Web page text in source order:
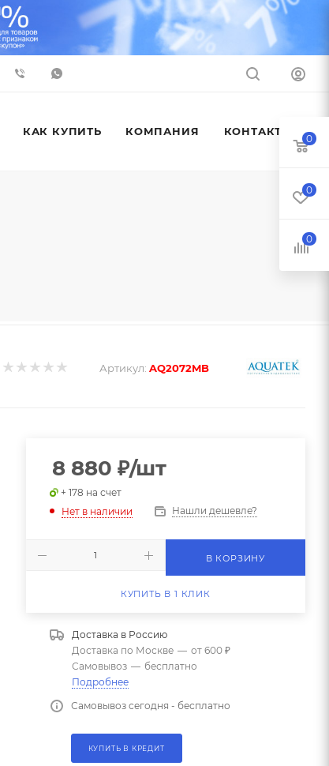
КАК КУПИТЬ КОМПАНИЯ КОНТАКТЫ
Артикул: AQ2072MB
8 880 ₽/шт
+ 178 на счет
Нет в наличии
Нашли дешевле?
В КОРЗИНУ
КУПИТЬ В 1 КЛИК
Доставка в Россию
Доставка по Москве — от 600 ₽
Самовывоз — бесплатно
Подробнее
Самовывоз сегодня - бесплатно
КУПИТЬ В КРЕДИТ
0
0
0